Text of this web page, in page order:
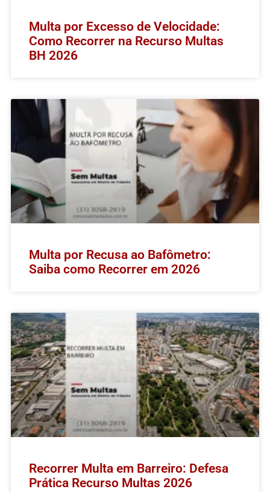
Multa por Excesso de Velocidade:
Como Recorrer na Recurso Multas
BH 2026
Multa por Recusa ao Bafômetro:
Saiba como Recorrer em 2026
Recorrer Multa em Barreiro: Defesa
Prática Recurso Multas 2026